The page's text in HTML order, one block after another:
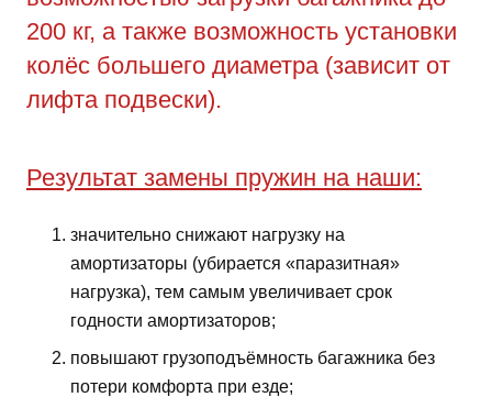
200 кг, а также возможность установки
колёс большего диаметра (зависит от
лифта подвески).
Результат замены пружин на наши:
значительно снижают нагрузку на
амортизаторы (убирается «паразитная»
нагрузка), тем самым увеличивает срок
годности амортизаторов;
повышают грузоподъёмность багажника без
потери комфорта при езде;